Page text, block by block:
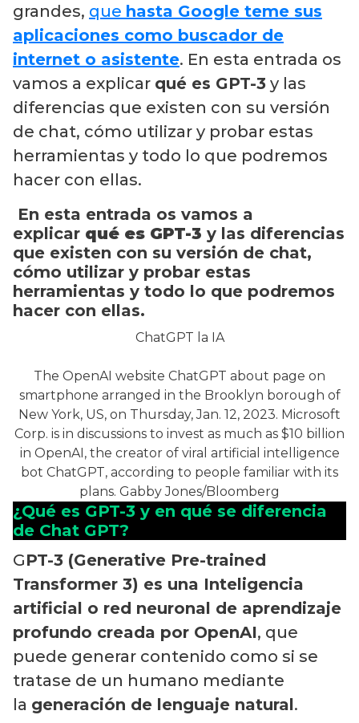
grandes, que hasta Google teme sus
aplicaciones como buscador de
internet o asistente. En esta entrada os
vamos a explicar qué es GPT-3 y las
diferencias que existen con su versión
de chat, cómo utilizar y probar estas
herramientas y todo lo que podremos
hacer con ellas.
En esta entrada os vamos a
explicar qué es GPT-3 y las diferencias
que existen con su versión de chat,
cómo utilizar y probar estas
herramientas y todo lo que podremos
hacer con ellas.
ChatGPT la IA
The OpenAI website ChatGPT about page on
smartphone arranged in the Brooklyn borough of
New York, US, on Thursday, Jan. 12, 2023. Microsoft
Corp. is in discussions to invest as much as $10 billion
in OpenAI, the creator of viral artificial intelligence
bot ChatGPT, according to people familiar with its
plans. Gabby Jones/Bloomberg
¿Qué es GPT-3 y en qué se diferencia
de Chat GPT?
GPT-3 (Generative Pre-trained
Transformer 3) es una Inteligencia
artificial o red neuronal de aprendizaje
profundo creada por OpenAI, que
puede generar contenido como si se
tratase de un humano mediante
la generación de lenguaje natural.